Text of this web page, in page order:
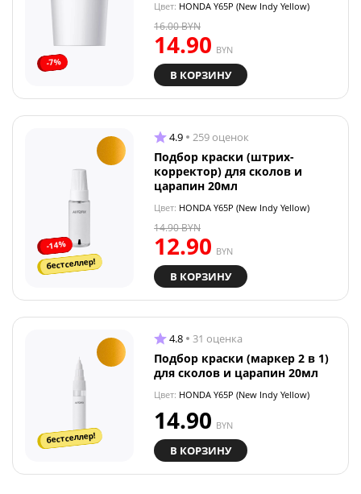
-7%
Цвет: HONDA Y65P (New Indy Yellow)
14.90 BYN
16.00BYN
В КОРЗИНУ
-14%
бестселлер!
4.9 259 оценок
Подбор краски (штрих-
корректор) для сколов и
царапин 20мл
Цвет: HONDA Y65P (New Indy Yellow)
12.90 BYN
14.90BYN
В КОРЗИНУ
бестселлер!
4.8 31 оценка
Подбор краски (маркер 2 в 1)
для сколов и царапин 20мл
Цвет: HONDA Y65P (New Indy Yellow)
14.90 BYN
В КОРЗИНУ